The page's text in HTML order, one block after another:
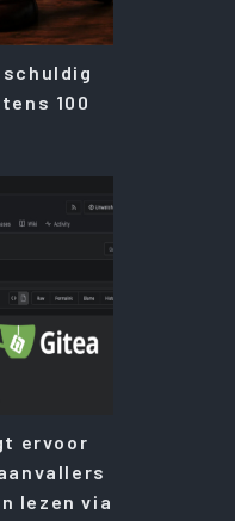
100
ervoor
lezen via